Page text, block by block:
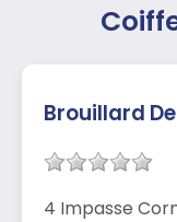
Brouillard
4 Impasse